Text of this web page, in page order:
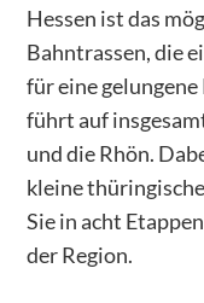
Hessen ist das
Bahntrassen, die
für eine
führt auf
und die Rhön.
kleine
Sie in acht
der Region.